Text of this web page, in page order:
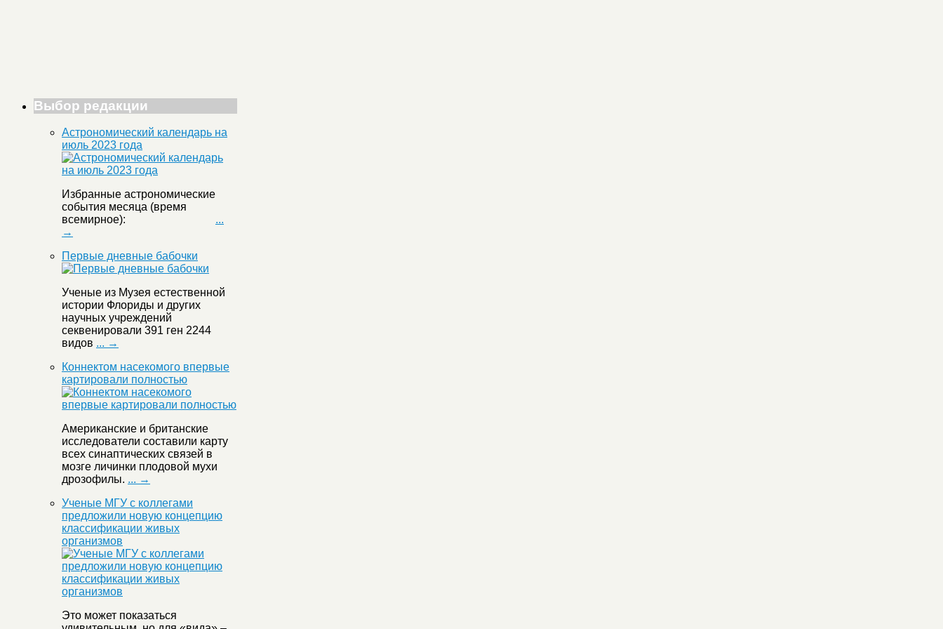
Выбор редакции
Астрономический календарь на
июль 2023 года
Избранные астрономические
события месяца (время
всемирное): ...
→
Первые дневные бабочки
Ученые из Музея естественной
истории Флориды и других
научных учреждений
секвенировали 391 ген 2244
видов ... →
Коннектом насекомого впервые
картировали полностью
Американские и британские
исследователи составили карту
всех синаптических связей в
мозге личинки плодовой мухи
дрозофилы. ... →
Ученые МГУ с коллегами
предложили новую концепцию
классификации живых
организмов
Это может показаться